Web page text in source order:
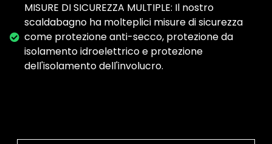
MISURE DI SICUREZZA MULTIPLE: Il nostro
scaldabagno ha molteplici misure di sicurezza
come protezione anti-secco, protezione da
isolamento idroelettrico e protezione
dell'isolamento dell'involucro.